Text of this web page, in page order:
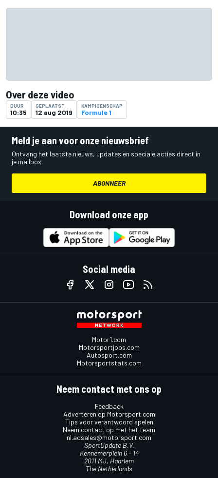
Over deze video
DUUR
10:35
GEPLAATST
12 aug 2019
KAMPIOENSCHAP
Formule 1
Meld je aan voor onze nieuwsbrief
Ontvang het laatste nieuws, updates en speciale acties direct in
je mailbox.
ABONNEER
Download onze app
Social media
Motor1.com
Motorsportjobs.com
Autosport.com
Motorsportstats.com
Neem contact met ons op
Feedback
Adverteren op Motorsport.com
Tips voor verantwoord spelen
Neem contact op met het team
nl.adsales@motorsport.com
SportUpdate B.V.
Kennemerplein 6 – 14
2011 MJ, Haarlem
The Netherlands